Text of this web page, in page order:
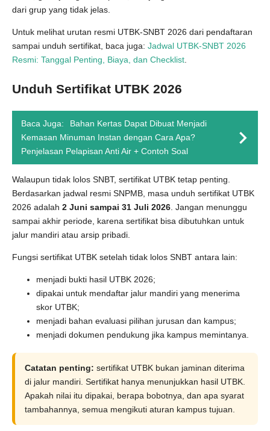
dari grup yang tidak jelas.
Untuk melihat urutan resmi UTBK-SNBT 2026 dari pendaftaran
sampai unduh sertifikat, baca juga: Jadwal UTBK-SNBT 2026
Resmi: Tanggal Penting, Biaya, dan Checklist
Unduh Sertifikat UTBK 2026
Baca Juga:
Bahan Kertas Dapat Dibuat Menjadi
Kemasan Minuman Instan dengan Cara Apa?
Penjelasan Pelapisan Anti Air + Contoh Soal
Walaupun tidak lolos SNBT, sertifikat UTBK tetap penting.
Berdasarkan jadwal resmi SNPMB, masa unduh sertifikat UTBK
2026 adalah 2 Juni sampai 31 Juli 2026 . Jangan menunggu
sampai akhir periode, karena sertifikat bisa dibutuhkan untuk
jalur mandiri atau arsip pribadi.
Fungsi sertifikat UTBK setelah tidak lolos SNBT antara lain:
menjadi bukti hasil UTBK 2026;
dipakai untuk mendaftar jalur mandiri yang menerima
skor UTBK;
menjadi bahan evaluasi pilihan jurusan dan kampus;
menjadi dokumen pendukung jika kampus memintanya.
Catatan penting: sertifikat UTBK bukan jaminan diterima
di jalur mandiri. Sertifikat hanya menunjukkan hasil UTBK.
Apakah nilai itu dipakai, berapa bobotnya, dan apa syarat
tambahannya, semua mengikuti aturan kampus tujuan.